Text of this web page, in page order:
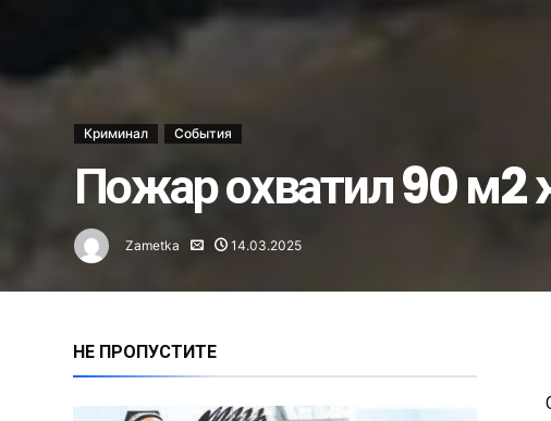
Получили срок за ограбление
Сколько инвестиций привлечено в
Криминал События
Пожар охватил 90
Zametka 14.03.2025
НЕ ПРОПУСТИТЕ